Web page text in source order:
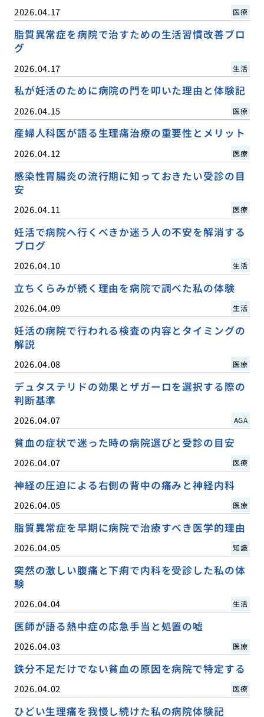
2026.04.17 医療
脂質異常症を病院で治すための生活習慣改善ブロ
グ
2026.04.17 生活
私が妊活のために病院の門を叩いた理由と体験記
2026.04.15 医療
産婦人科医が語る生理痛治療の重要性とメリット
2026.04.12 医療
感染性胃腸炎の流行期に知っておきたい受診の目
安
2026.04.11 医療
妊活で病院へ行くべきか迷う人の不安を解消する
ブログ
2026.04.10 生活
立ちくらみが続く理由を病院で調べた私の体験
2026.04.09 生活
妊活の病院で行われる検査の内容とタイミングの
解説
2026.04.08 医療
デュタステリドの効果とザガーロを選択する際の
判断基準
2026.04.07 AGA
貧血の症状で迷った時の病院選びと受診の目安
2026.04.07 医療
神経の圧迫による右側の背中の痛みと神経内科
2026.04.05 医療
脂質異常症を早期に病院で治療すべき医学的理由
2026.04.05 知識
突然の激しい腹痛と下痢で内科を受診した私の体
験
2026.04.04 生活
医師が語る熱中症の応急手当と処置の嘘
2026.04.03 医療
鉄分不足だけでない貧血の原因を病院で特定する
2026.04.02 医療
ひどい生理痛を我慢し続けた私の病院体験記